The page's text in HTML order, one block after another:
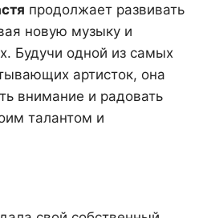
продолжает развивать
новую музыку и
Будучи одной из самых
артисток, она
внимание и радовать
талантом и